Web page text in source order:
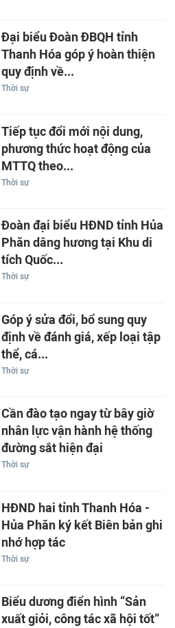
Đại biểu Đoàn ĐBQH tỉnh
Thanh Hóa góp ý hoàn thiện
quy định về...
Thời sự
Tiếp tục đổi mới nội dung,
phương thức hoạt động của
MTTQ theo...
Thời sự
Đoàn đại biểu HĐND tỉnh Hủa
Phăn dâng hương tại Khu di
tích Quốc...
Thời sự
Góp ý sửa đổi, bổ sung quy
định về đánh giá, xếp loại tập
thể, cá...
Thời sự
Cần đào tạo ngay từ bây giờ
nhân lực vận hành hệ thống
đường sắt hiện đại
Thời sự
HĐND hai tỉnh Thanh Hóa -
Hủa Phăn ký kết Biên bản ghi
nhớ hợp tác
Thời sự
Biểu dương điển hình “Sản
xuất giỏi, công tác xã hội tốt”